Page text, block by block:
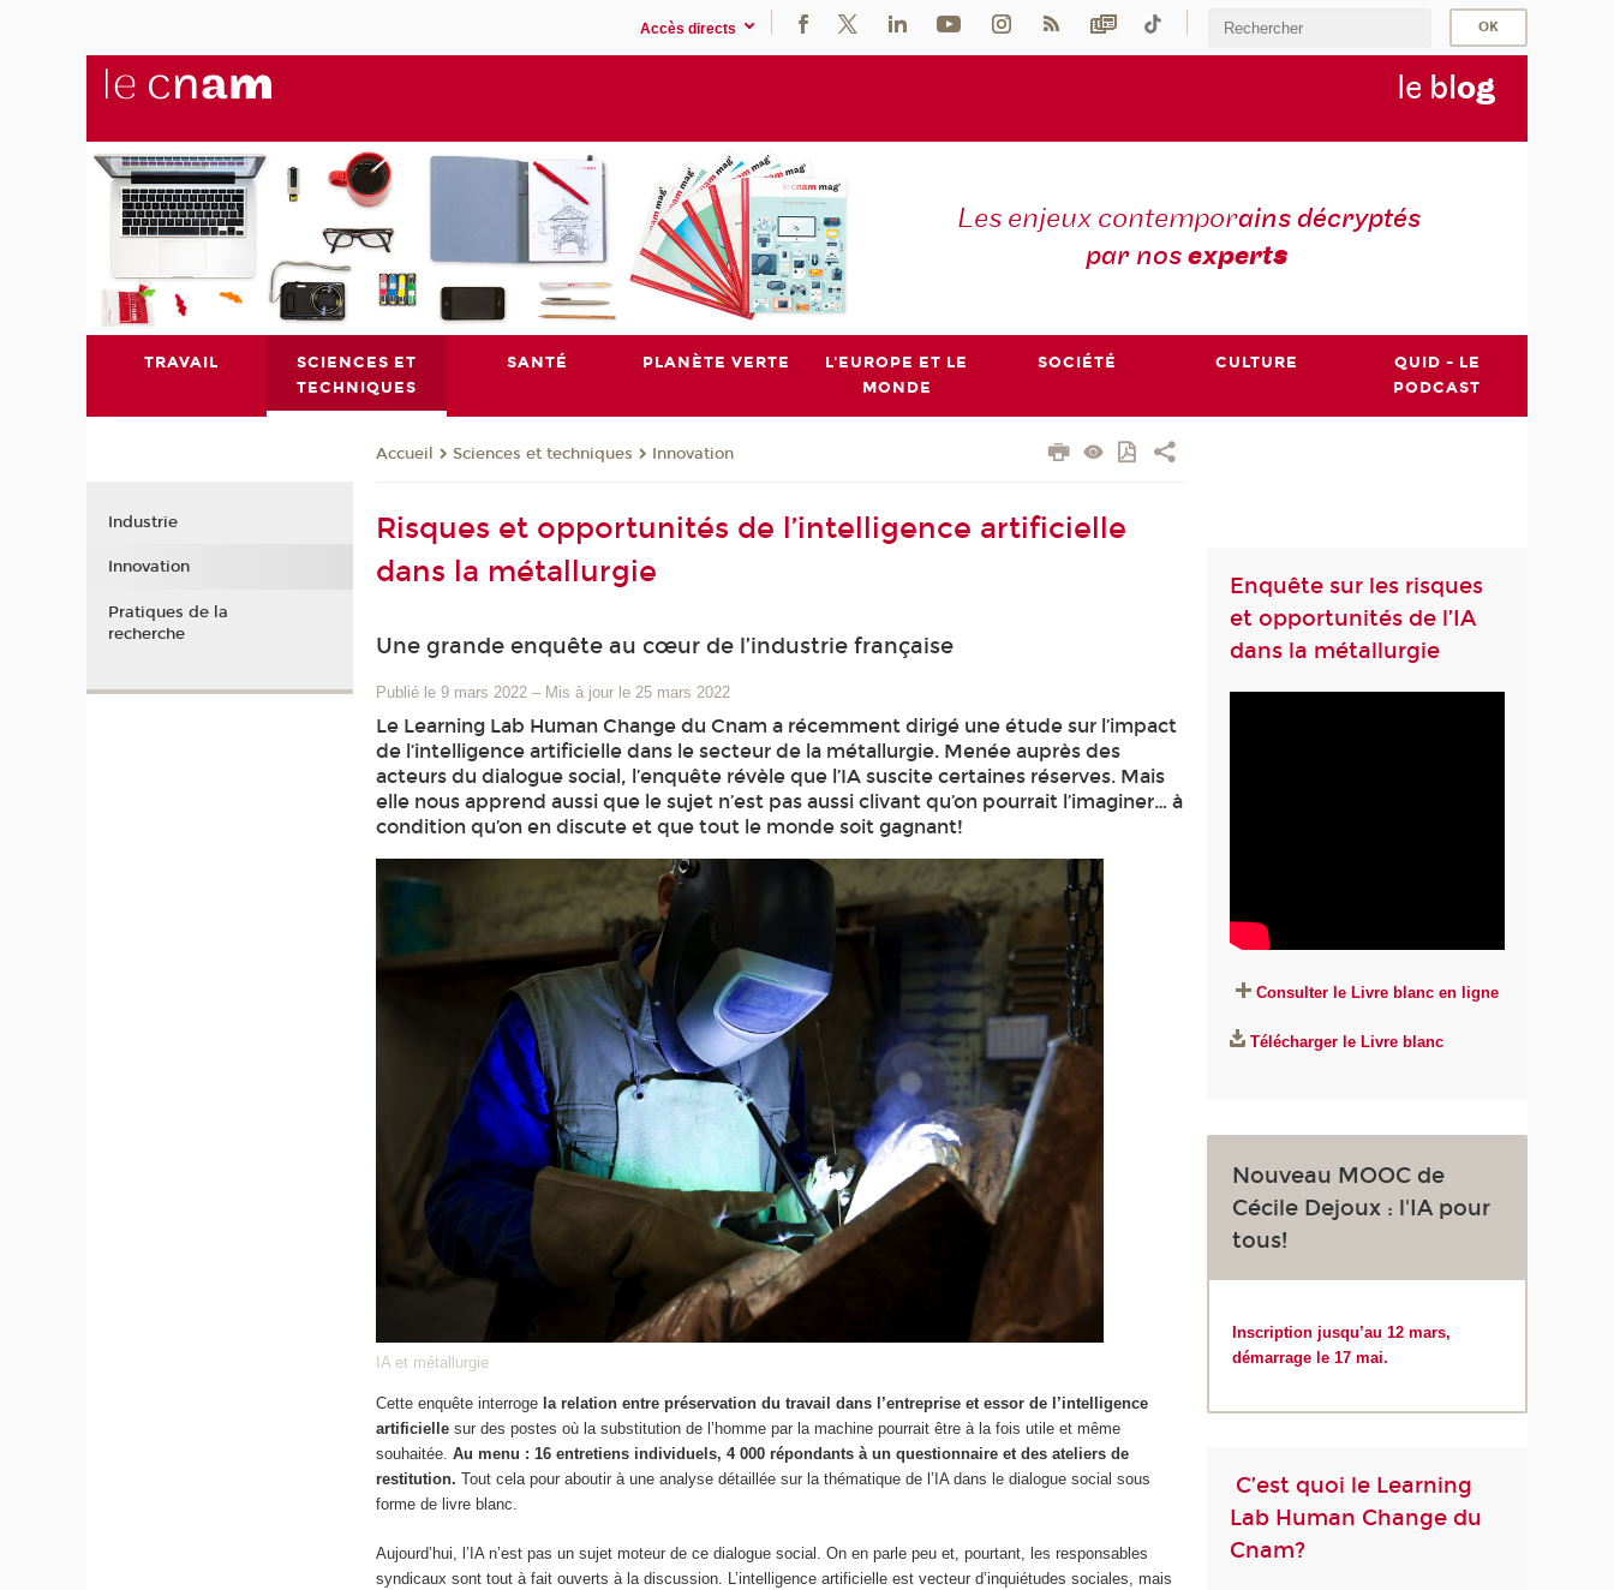
Accès directs
le blog
Les enjeux contemporains décryptés
par nosexperts
TRAVAIL
SCIENCES ET
TECHNIQUES
SANTÉ PLANÈTE VERTE
L'EUROPE ET LE
MONDE
SOCIÉTÉ CULTURE
QUID - LE
PODCAST
Accueil Sciences et techniques Innovation
Risques et opportunités de l’intelligence artificielle
dans la métallurgie
Une grande enquête au cœur de l’industrie française
Publié le 9 mars 2022 – Mis à jour le 25 mars 2022
Le Learning Lab Human Change du Cnam a récemment dirigé une étude sur l’impact
de l’intelligence artificielle dans le secteur de la métallurgie. Menée auprès des
acteurs du dialogue social, l’enquête révèle que l’IA suscite certaines réserves. Mais
elle nous apprend aussi que le sujet n’est pas aussi clivant qu’on pourrait l’imaginer… à
condition qu’on en discute et que tout le monde soit gagnant!
IA et métallurgie
Cette enquête interroge la relation entre préservation du travail dans l’entreprise et essor de l’intelligence
artificielle sur des postes où la substitution de l’homme par la machine pourrait être à la fois utile et même
souhaitée.Au menu : 16 entretiens individuels, 4 000 répondants à un questionnaire et des ateliers de
restitution. Tout cela pour aboutir à une analyse détaillée sur la thématique de l’IA dans le dialogue social sous
forme de livre blanc.
Aujourd’hui, l’IA n’est pas un sujet moteur de ce dialogue social. On en parle peu et, pourtant, les responsables
syndicaux sont tout à fait ouverts à la discussion. L’intelligence artificielle est vecteur d’inquiétudes sociales, mais
Enquête sur les risques
et opportunités de l’IA
dans la métallurgie
Consulter le Livre blanc en ligne
Télécharger le Livre blanc
Nouveau MOOC de
Cécile Dejoux : l'IA pour
tous!
Inscription jusqu’au 12 mars,
démarrage le 17 mai.
C’est quoi le Learning
Lab Human Change du
Cnam?
Industrie
Innovation
Pratiques de la
recherche